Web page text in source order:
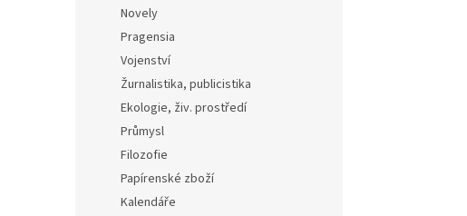
Novely
Pragensia
Vojenství
Žurnalistika, publicistika
Ekologie, živ. prostředí
Průmysl
Filozofie
Papírenské zboží
Kalendáře